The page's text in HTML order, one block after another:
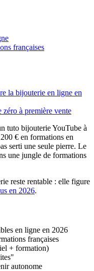
françaises
la bijouterie en ligne en
zéro à première vente
tuto bijouterie YouTube à
€ en formations en
serti une seule pierre. Le
une jungle de formations
reste rentable : elle figure
en 2026.
en ligne en 2026
françaises
+ formation)
autonome